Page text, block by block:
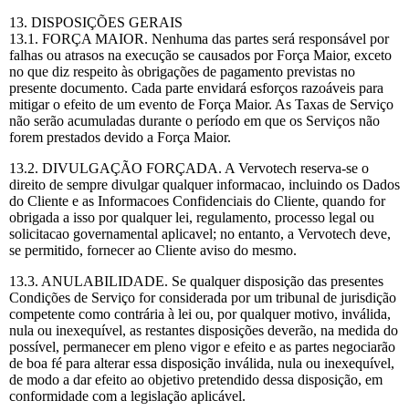
13. DISPOSIÇÕES GERAIS
13.1. FORÇA MAIOR. Nenhuma das partes será responsável por
falhas ou atrasos na execução se causados por Força Maior, exceto
no que diz respeito às obrigações de pagamento previstas no
presente documento. Cada parte envidará esforços razoáveis para
mitigar o efeito de um evento de Força Maior. As Taxas de Serviço
não serão acumuladas durante o período em que os Serviços não
forem prestados devido a Força Maior.
13.2. DIVULGAÇÃO FORÇADA. A Vervotech reserva-se o
direito de sempre divulgar qualquer informacao, incluindo os Dados
do Cliente e as Informacoes Confidenciais do Cliente, quando for
obrigada a isso por qualquer lei, regulamento, processo legal ou
solicitacao governamental aplicavel; no entanto, a Vervotech deve,
se permitido, fornecer ao Cliente aviso do mesmo.
13.3. ANULABILIDADE. Se qualquer disposição das presentes
Condições de Serviço for considerada por um tribunal de jurisdição
competente como contrária à lei ou, por qualquer motivo, inválida,
nula ou inexequível, as restantes disposições deverão, na medida do
possível, permanecer em pleno vigor e efeito e as partes negociarão
de boa fé para alterar essa disposição inválida, nula ou inexequível,
de modo a dar efeito ao objetivo pretendido dessa disposição, em
conformidade com a legislação aplicável.